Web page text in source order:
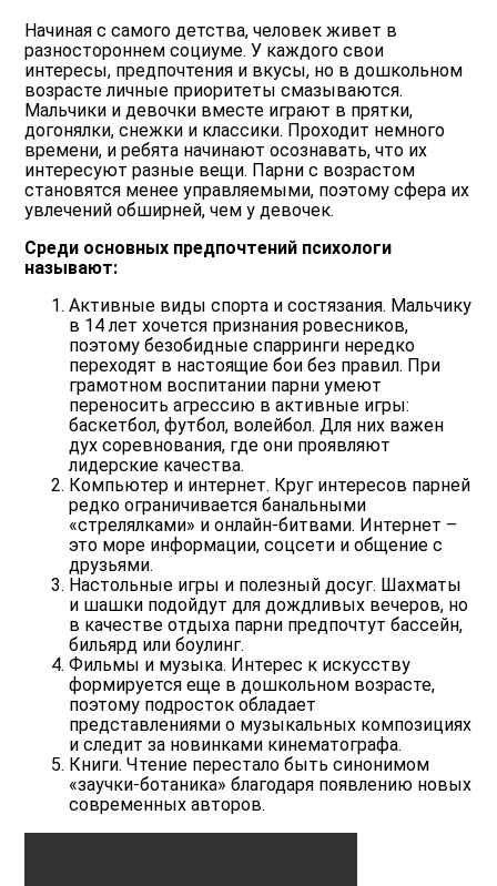
Начиная с самого детства, человек живет в
разностороннем социуме. У каждого свои
интересы, предпочтения и вкусы, но в дошкольном
возрасте личные приоритеты смазываются.
Мальчики и девочки вместе играют в прятки,
догонялки, снежки и классики. Проходит немного
времени, и ребята начинают осознавать, что их
интересуют разные вещи. Парни с возрастом
становятся менее управляемыми, поэтому сфера их
увлечений обширней, чем у девочек.
Среди основных предпочтений психологи
называют:
Активные виды спорта и состязания. Мальчику
в 14 лет хочется признания ровесников,
поэтому безобидные спарринги нередко
переходят в настоящие бои без правил. При
грамотном воспитании парни умеют
переносить агрессию в активные игры:
баскетбол, футбол, волейбол. Для них важен
дух соревнования, где они проявляют
лидерские качества.
Компьютер и интернет. Круг интересов парней
редко ограничивается банальными
«стрелялками» и онлайн-битвами. Интернет –
это море информации, соцсети и общение с
друзьями.
Настольные игры и полезный досуг. Шахматы
и шашки подойдут для дождливых вечеров, но
в качестве отдыха парни предпочтут бассейн,
бильярд или боулинг.
Фильмы и музыка. Интерес к искусству
формируется еще в дошкольном возрасте,
поэтому подросток обладает
представлениями о музыкальных композициях
и следит за новинками кинематографа.
Книги. Чтение перестало быть синонимом
«заучки-ботаника» благодаря появлению новых
современных авторов.